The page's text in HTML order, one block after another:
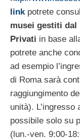
link potrete
musei gestiti dal
Privati in base
potrete anche
ad esempio
di Roma sarà
raggiungimento
unità).
possibile solo su
(lun.-ven. 9:00-